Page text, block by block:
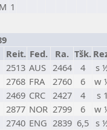
1
Reit. Fed. Ra. Tšk.
2513 AUS 2464 4
s
2768 FRA 2760 6
w
2469 CRC 2427 4
s
2877 NOR 2799 6
w
2740 ENG 2839 6,5 s